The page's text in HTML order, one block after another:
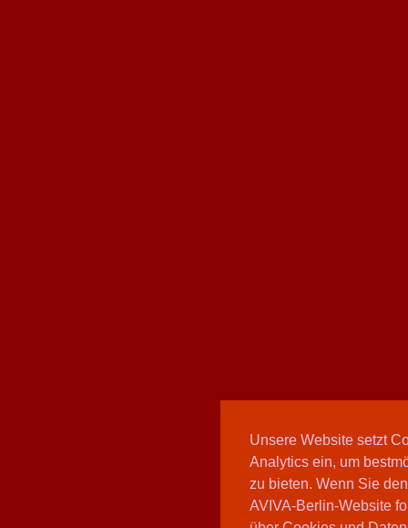
Unsere Website setzt
Analytics ein, um
zu bieten. Wenn Sie
AVIVA-Berlin-Website